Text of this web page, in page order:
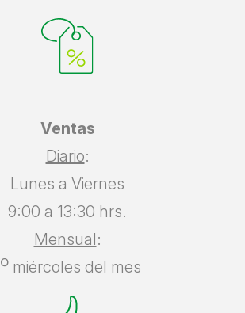
Ventas
Diario:
Lunes a Viernes
9:00 a 13:30 hrs.
Mensual:
ºmiércoles del mes